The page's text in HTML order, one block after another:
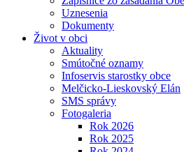
Uznesenia
Dokumenty
Život v obci
Aktuality
Smútočné oznamy
Infoservis starostky obce
Melčicko-Lieskovský Elán
SMS správy
Fotogaleria
Rok 2026
Rok 2025